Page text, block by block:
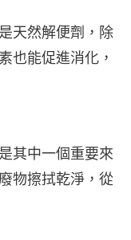
天然解便劑，除
也能促進消化，
其中一個重要來
物擦拭乾淨，從